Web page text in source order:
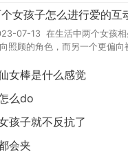
女孩子怎么进行爱的互
07-13 在生活中两个女孩相
照顾的角色，而另一个更偏向
女棒是什么感觉
么do
孩子就不反抗了
会夹